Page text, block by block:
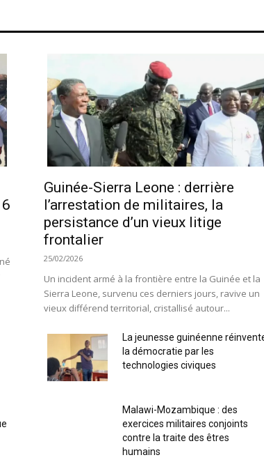
Guinée-Sierra Leone : derrière
l’arrestation de militaires, la
persistance d’un vieux litige
frontalier
25/02/2026
Un incident armé à la frontière entre la Guinée et la
Sierra Leone, survenu ces derniers jours, ravive un
vieux différend territorial, cristallisé autour...
La jeunesse guinéenne
la démocratie par les
technologies civiques
Malawi-Mozambique : des
exercices militaires conjoints
contre la traite des êtres
humains